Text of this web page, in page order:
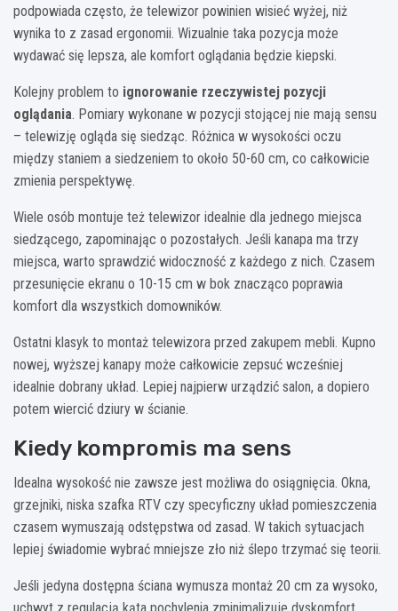
podpowiada często, że telewizor powinien wisieć wyżej, niż
wynika to z zasad ergonomii. Wizualnie taka pozycja może
wydawać się lepsza, ale komfort oglądania będzie kiepski.
Kolejny problem to ignorowanie rzeczywistej pozycji
oglądania. Pomiary wykonane w pozycji stojącej nie mają sensu
– telewizję ogląda się siedząc. Różnica w wysokości oczu
między staniem a siedzeniem to około 50-60 cm, co całkowicie
zmienia perspektywę.
Wiele osób montuje też telewizor idealnie dla jednego miejsca
siedzącego, zapominając o pozostałych. Jeśli kanapa ma trzy
miejsca, warto sprawdzić widoczność z każdego z nich. Czasem
przesunięcie ekranu o 10-15 cm w bok znacząco poprawia
komfort dla wszystkich domowników.
Ostatni klasyk to montaż telewizora przed zakupem mebli. Kupno
nowej, wyższej kanapy może całkowicie zepsuć wcześniej
idealnie dobrany układ. Lepiej najpierw urządzić salon, a dopiero
potem wiercić dziury w ścianie.
Kiedy kompromis ma sens
Idealna wysokość nie zawsze jest możliwa do osiągnięcia. Okna,
grzejniki, niska szafka RTV czy specyficzny układ pomieszczenia
czasem wymuszają odstępstwa od zasad. W takich sytuacjach
lepiej świadomie wybrać mniejsze zło niż ślepo trzymać się teorii.
Jeśli jedyna dostępna ściana wymusza montaż 20 cm za wysoko,